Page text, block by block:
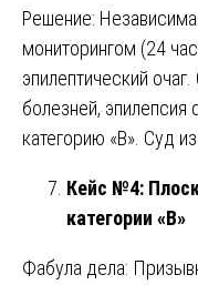
Решение:
мониторингом (24
эпилептический
болезней,
категорию «В». Суд
Кейс №4:
категории «В»
Фабула дела: